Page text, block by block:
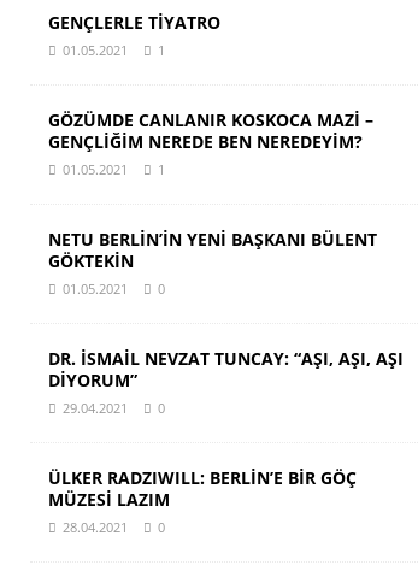
GENÇLERLE TİYATRO
01.05.2021 1
GÖZÜMDE CANLANIR KOSKOCA MAZİ –
GENÇLİĞİM NEREDE BEN NEREDEYİM?
01.05.2021 1
NETU BERLİN’İN YENİ BAŞKANI BÜLENT
GÖKTEKİN
01.05.2021 0
DR. İSMAİL NEVZAT TUNCAY: “AŞI, AŞI, AŞI
DİYORUM”
29.04.2021 0
ÜLKER RADZIWILL: BERLİN’E BİR GÖÇ
MÜZESİ LAZIM
28.04.2021 0